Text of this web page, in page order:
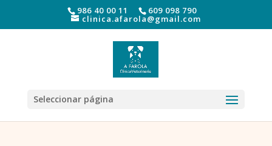
986 40 00 11 609 098 790
clinica.afarola@gmail.com
Seleccionar página